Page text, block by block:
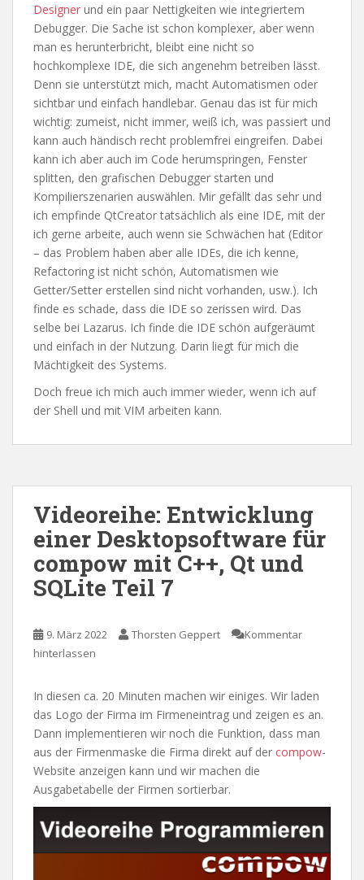
Designer und ein paar Nettigkeiten wie integriertem
Debugger. Die Sache ist schon komplexer, aber wenn
man es herunterbricht, bleibt eine nicht so
hochkomplexe IDE, die sich angenehm betreiben lässt.
Denn sie unterstützt mich, macht Automatismen oder
sichtbar und einfach handlebar. Genau das ist für mich
wichtig: zumeist, nicht immer, weiß ich, was passiert und
kann auch händisch recht problemfrei eingreifen. Dabei
kann ich aber auch im Code herumspringen, Fenster
splitten, den grafischen Debugger starten und
Kompilierszenarien auswählen. Mir gefällt das sehr und
ich empfinde QtCreator tatsächlich als eine IDE, mit der
ich gerne arbeite, auch wenn sie Schwächen hat (Editor
– das Problem haben aber alle IDEs, die ich kenne,
Refactoring ist nicht schön, Automatismen wie
Getter/Setter erstellen sind nicht vorhanden, usw.). Ich
finde es schade, dass die IDE so zerissen wird. Das
selbe bei Lazarus. Ich finde die IDE schön aufgeräumt
und einfach in der Nutzung. Darin liegt für mich die
Mächtigkeit des Systems.
Doch freue ich mich auch immer wieder, wenn ich auf
der Shell und mit VIM arbeiten kann.
Videoreihe: Entwicklung
einer Desktopsoftware für
compow mit C++, Qt und
SQLite Teil 7
9. März 2022 Thorsten Geppert
Kommentar
hinterlassen
In diesen ca. 20 Minuten machen wir einiges. Wir laden
das Logo der Firma im Firmeneintrag und zeigen es an.
Dann implementieren wir noch die Funktion, dass man
aus der Firmenmaske die Firma direkt auf der compow-
Website anzeigen kann und wir machen die
Ausgabetabelle der Firmen sortierbar.